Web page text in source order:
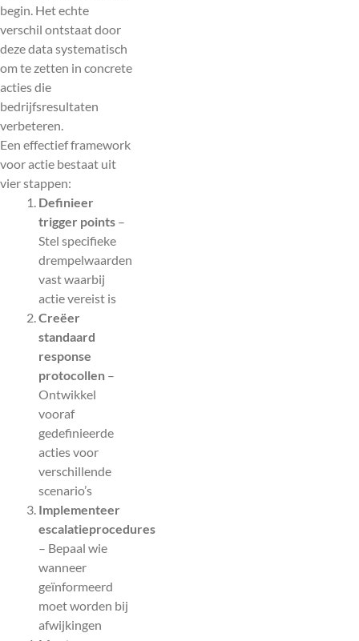
begin. Het echte
verschil ontstaat door
deze data systematisch
om te zetten in concrete
acties die
bedrijfsresultaten
verbeteren.
Een effectief framework
voor actie bestaat uit
vier stappen:
Definieer
trigger points –
Stel specifieke
drempelwaarden
vast waarbij
actie vereist is
Creëer
standaard
response
protocollen –
Ontwikkel
vooraf
gedefinieerde
acties voor
verschillende
scenario’s
Implementeer
escalatieprocedures
– Bepaal wie
wanneer
geïnformeerd
moet worden bij
afwijkingen